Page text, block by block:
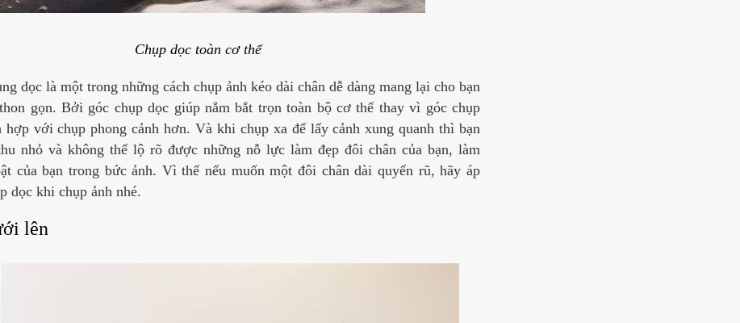
Chụp dọc toàn cơ thể
dọc là một trong những cách chụp ảnh kéo dài chân dễ dàng mang lại cho bạn
gọn. Bởi góc chụp dọc giúp nắm bắt trọn toàn bộ cơ thể thay vì góc chụp
hợp với chụp phong cảnh hơn. Và khi chụp xa để lấy cảnh xung quanh thì bạn
nhỏ và không thể lộ rõ được những nỗ lực làm đẹp đôi chân của bạn, làm
của bạn trong bức ảnh. Vì thế nếu muốn một đôi chân dài quyến rũ, hãy áp
dọc khi chụp ảnh nhé.
lên